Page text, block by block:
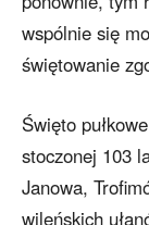
wspólnie się
świętowanie
Święto
stoczonej 103
Janowa,
wileńskich